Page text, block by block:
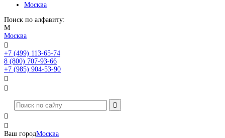
Москва
Поиск по алфавиту:
М
Москва

+7 (499) 113-65-74
8 (800) 707-93-66
+7 (985) 904-53-90




Ваш городМосква